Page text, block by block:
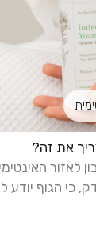
את זה?
לאזור
כי הגוף יודע